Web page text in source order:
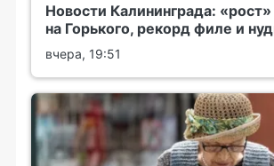
Новости Калининграда:
на Горького, рекорд филе и
вчера, 19:51